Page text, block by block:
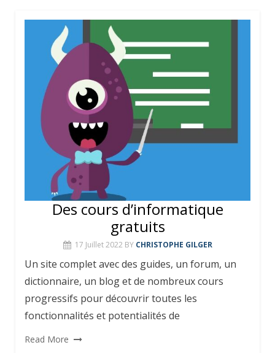
Des cours d’informatique
gratuits
17 Juillet 2022 BY CHRISTOPHE GILGER
Un site complet avec des guides, un forum, un
dictionnaire, un blog et de nombreux cours
progressifs pour découvrir toutes les
fonctionnalités et potentialités de
Read More